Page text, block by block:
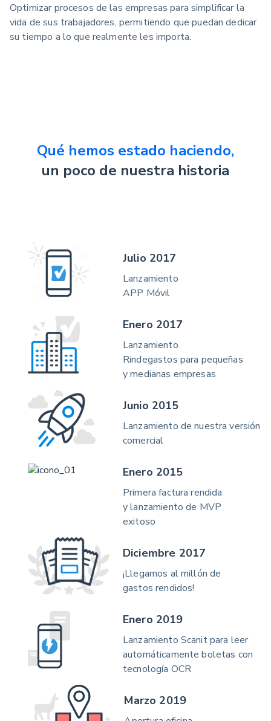
Optimizar procesos de las empresas para simplificar la
vida de sus trabajadores, permitiendo que puedan dedicar
su tiempo a lo que realmente les importa.
Qué hemos estado haciendo,
un poco de nuestra historia
Julio 2017
Lanzamiento
APP Móvil
Enero 2017
Lanzamiento
Rindegastos para pequeñas
y medianas empresas
Junio 2015
Lanzamiento de nuestra versión
comercial
Enero 2015
Primera factura rendida
y lanzamiento de MVP
exitoso
Diciembre 2017
¡Llegamos al millón de
gastos rendidos!
Enero 2019
Lanzamiento Scanit para leer
automáticamente boletas con
tecnología OCR
Marzo 2019